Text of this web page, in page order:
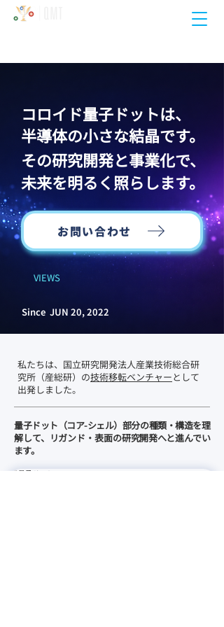
コロイド量子ドットは、
半導体の小さな結晶です。
その研究開発と事業化で、
未来を明るく照らします。
お問い合わせ
VIEWS
Since JUN 20, 2022
私たちは、国立研究開発法人産業技術総合研
究所（産総研）の技術移転ベンチャーとして
出発しました。
​​量子ドット（コア-シェル）部分の種類・構造を理
解して、リガンド・表面の研究開発へと進んでい
ます。